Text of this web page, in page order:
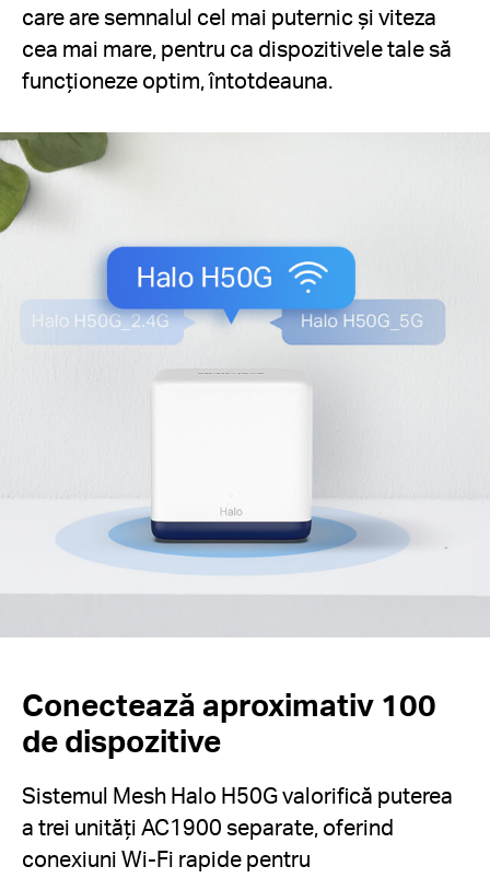
care are semnalul cel mai puternic și viteza
cea mai mare, pentru ca dispozitivele tale să
funcționeze optim, întotdeauna.
Conectează aproximativ 100
de dispozitive
Sistemul Mesh Halo H50G valorifică puterea
a trei unități AC1900 separate, oferind
conexiuni Wi-Fi rapide pentru